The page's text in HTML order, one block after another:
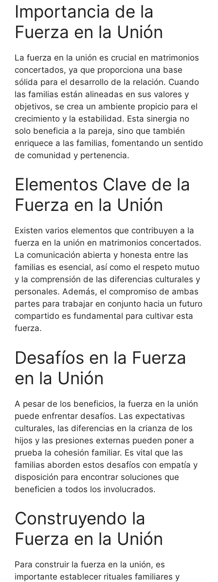
Importancia de la
Fuerza en la Unión
La fuerza en la unión es crucial en matrimonios
concertados, ya que proporciona una base
sólida para el desarrollo de la relación. Cuando
las familias están alineadas en sus valores y
objetivos, se crea un ambiente propicio para el
crecimiento y la estabilidad. Esta sinergia no
solo beneficia a la pareja, sino que también
enriquece a las familias, fomentando un sentido
de comunidad y pertenencia.
Elementos Clave de la
Fuerza en la Unión
Existen varios elementos que contribuyen a la
fuerza en la unión en matrimonios concertados.
La comunicación abierta y honesta entre las
familias es esencial, así como el respeto mutuo
y la comprensión de las diferencias culturales y
personales. Además, el compromiso de ambas
partes para trabajar en conjunto hacia un futuro
compartido es fundamental para cultivar esta
fuerza.
Desafíos en la Fuerza
en la Unión
A pesar de los beneficios, la fuerza en la unión
puede enfrentar desafíos. Las expectativas
culturales, las diferencias en la crianza de los
hijos y las presiones externas pueden poner a
prueba la cohesión familiar. Es vital que las
familias aborden estos desafíos con empatía y
disposición para encontrar soluciones que
beneficien a todos los involucrados.
Construyendo la
Fuerza en la Unión
Para construir la fuerza en la unión, es
importante establecer rituales familiares y